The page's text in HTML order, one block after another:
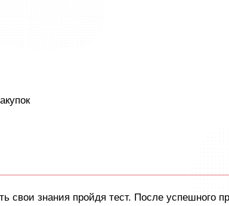
свои знания пройдя тест. После успешного